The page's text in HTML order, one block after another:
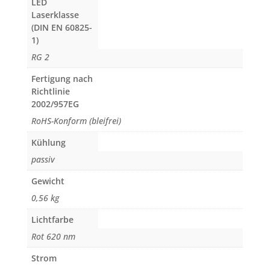
LED
Laserklasse
(DIN EN 60825-
1)
RG 2
Fertigung nach
Richtlinie
2002/957EG
RoHS-Konform (bleifrei)
Kühlung
passiv
Gewicht
0,56 kg
Lichtfarbe
Rot 620 nm
Strom